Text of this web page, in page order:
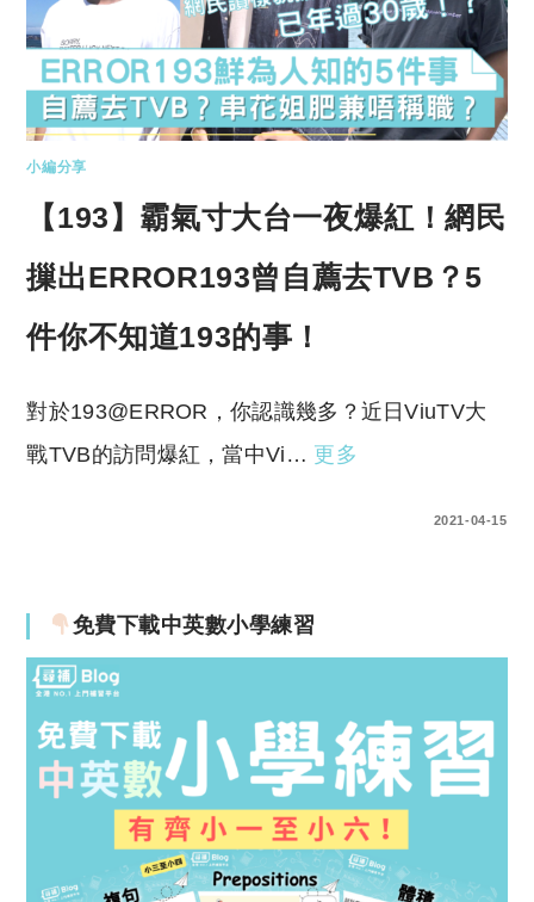
小編分享
【193】霸氣寸大台一夜爆紅！網民
摷出ERROR193曾自薦去TVB？5
件你不知道193的事！
對於193@ERROR，你認識幾多？近日ViuTV大
戰TVB的訪問爆紅，當中Vi… 更多
2021-04-15
免費下載中英數小學練習